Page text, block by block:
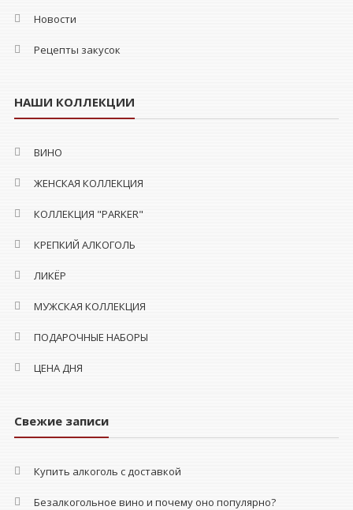
Новости
Рецепты закусок
НАШИ КОЛЛЕКЦИИ
ВИНО
ЖЕНСКАЯ КОЛЛЕКЦИЯ
КОЛЛЕКЦИЯ "PARKER"
КРЕПКИЙ АЛКОГОЛЬ
ЛИКЁР
МУЖСКАЯ КОЛЛЕКЦИЯ
ПОДАРОЧНЫЕ НАБОРЫ
ЦЕНА ДНЯ
Свежие записи
Купить алкоголь с доставкой
Безалкогольное вино и почему оно популярно?